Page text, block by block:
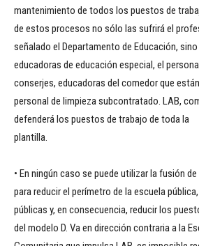
mantenimiento de todos los puestos de
de estos procesos no sólo las sufrirá el
señalado el Departamento de Educación,
educadoras de educación especial, el
conserjes, educadoras del comedor que
personal de limpieza subcontratado. LAB,
defenderá los puestos de trabajo de toda la
plantilla.
• En ningún caso se puede utilizar la fusión
para reducir el perímetro de la escuela
públicas y, en consecuencia, reducir los
del modelo D. Va en dirección contraria a la